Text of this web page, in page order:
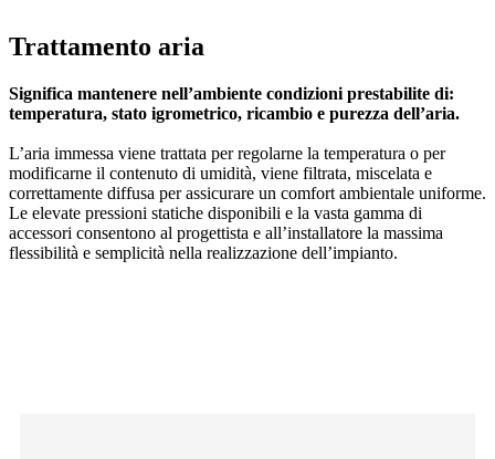
Trattamento aria
Significa mantenere nell’ambiente condizioni prestabilite di:
temperatura, stato igrometrico, ricambio e purezza dell’aria.
L’aria immessa viene trattata per regolarne la temperatura o per
modificarne il contenuto di umidità, viene filtrata, miscelata e
correttamente diffusa per assicurare un comfort ambientale uniforme.
Le elevate pressioni statiche disponibili e la vasta gamma di
accessori consentono al progettista e all’installatore la massima
flessibilità e semplicità nella realizzazione dell’impianto.